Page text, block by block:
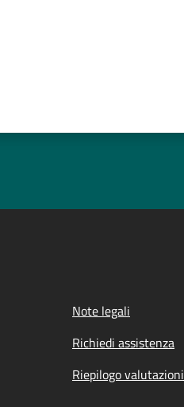
Note legali
Richiedi assistenza
Riepilogo valutazioni